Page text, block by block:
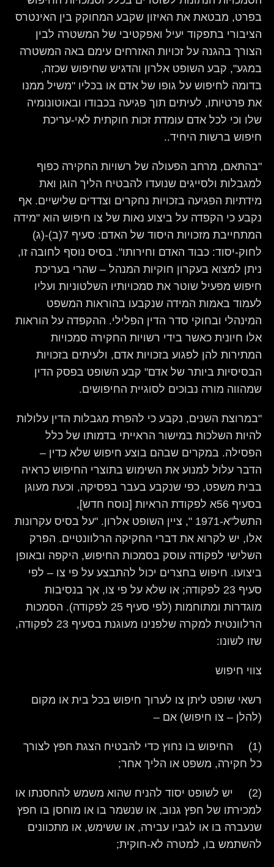
בפרט, מבטאת את האיזון שקבע המחוקק בין האינטרס
הציבורי בתפקוד יעיל ואפקטיבי של המשטרה לבין
הצורך בהגנה על זכויות האזרחים עימם באה המשטרה
במגע", קבע השופט אלרון והדגיש שחיפוש שכזה,
בדומה לחיפוש על גופו של אדם או בכליו "משיל ממנו
את פרטיותו, לעיתים תוך פגיעה בכבודו ובאוטונומיה
שלו וכי לכל אדם עומדת זכות חוקתית לאי-עריכת
חיפוש ברשות היחיד..
"בהתאם, מרחב הפעולה של רשויות החקירה כפוף
למגבלות ולסייגים שנועדו להבטיח הליך הוגן ואת
מידתיות הפגיעה בזכויות נחקרים וצדדים שלישיים. אף
נקבע כי הקפדה על ביצוע נאות של צו חיפוש הוא "מידה
המתחייבת מזכויות היסוד של האדם: סעיף 7(ב)-(ג)
לחוק-יסוד: כבוד האדם וחירותו".‏ בסיס נוסף לחובה זו,
ניתן למצוא בעקרון חוקיות המנהל – שהרי בעריכת
חיפוש מפעיל שוטר את סמכויותיו השלטוניות ועליו
לעמוד באמות המידה שנקבעו בהוראות המשפט
המינהלי ובחוקי סדר הדין הפלילי. ההקפדה על הוראות
אלו חיונית כאשר בידי רשויות החקירה סמכויות
המתירות להן לפגוע בזכויות אדם, ולעיתים בזכויות
הבסיסיות ביותר של אדם" קבע השופט בפסק הדין
שמהווה מורה נבוכים לסוגיית החיפושים.
"במרוצת השנים, נקבע כי להפרת מגבלות הדין עלולות
להיות השלכות במישור הראייתי בדמותו של כלל
הפסילה. במקרים שבהם בוצע חיפוש שלא כדין –
הדבר עלול למנוע את השימוש בתוצרי החיפוש כראיה
בבית משפט, כפי שנקבע בעבר בפסיקה, וכעת מעוגן
בסעיף 56א לפקודת הראיות [נוסח חדש],
התשל"א-1971 ", ציין השופט אלרון. "על בסיס עקרונות
אלו, יש לקרוא את דברי החקיקה הרלוונטיים. הפרק
השלישי לפקודה עוסק בסמכות החיפוש, היקפה ובאופן
ביצועו. חיפוש בחצרים יכול להתבצע על פי צו – לפי
סעיף 23 לפקודה; או שלא על פי צו, אך בנסיבות
מוגדרות ומתוחמות (לפי סעיף 25 לפקודה). הסמכות
הרלוונטית למקרה שלפנינו מעוגנת בסעיף 23 לפקודה,
שזו לשונו:
צווי חיפוש
רשאי שופט ליתן צו לערוך חיפוש בכל בית או מקום
(להלן – צו חיפוש) אם –
(1) החיפוש בו נחוץ כדי להבטיח הצגת חפץ לצורך
כל חקירה, משפט או הליך אחר;
(2) יש לשופט יסוד להניח שהוא משמש להחסנתו או
למכירתו של חפץ גנוב, או שנשמר בו או מוחסן בו חפץ
שנעברה בו או לגביו עבירה, או ששימש, או מתכוונים
להשתמש בו, למטרה לא-חוקית;